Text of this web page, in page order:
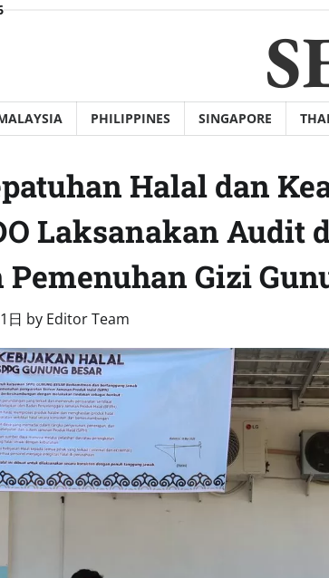
PHILIPPINES SINGAPORE
Halal dan
Laksanakan Audit
Gizi
日 by Editor Team